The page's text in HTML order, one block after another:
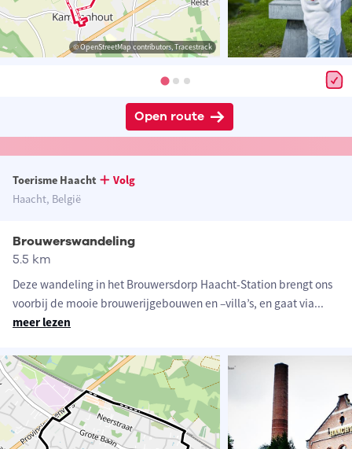
© OpenStreetMap contributors, Tracestrack
Open route
Toerisme Haacht
Volg
Haacht, België
Brouwerswandeling
5.5 km
Deze wandeling in het Brouwersdorp Haacht-Station brengt ons
voorbij de mooie brouwerijgebouwen en –villa’s, en gaat via...
meer lezen